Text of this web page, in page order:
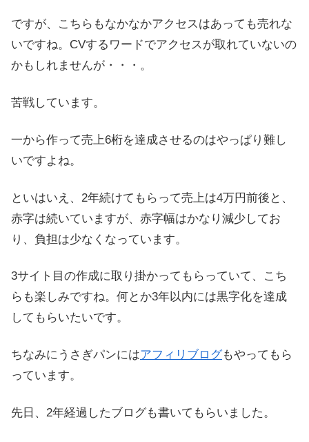
ですが、こちらもなかなかアクセスはあっても売れな
いですね。CVするワードでアクセスが取れていないの
かもしれませんが・・・。
苦戦しています。
一から作って売上6桁を達成させるのはやっぱり難し
いですよね。
といはいえ、2年続けてもらって売上は4万円前後と、
赤字は続いていますが、赤字幅はかなり減少してお
り、負担は少なくなっています。
3サイト目の作成に取り掛かってもらっていて、こち
らも楽しみですね。何とか3年以内には黒字化を達成
してもらいたいです。
ちなみにうさぎパンにはアフィリブログもやってもら
っています。
先日、2年経過したブログも書いてもらいました。